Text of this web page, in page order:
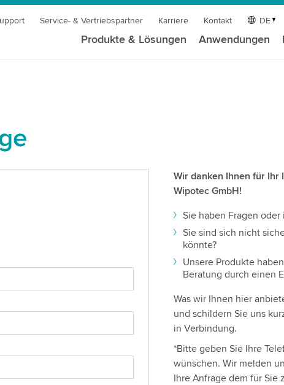
Service- & Vertriebspartner Karriere Kontakt DE
Produkte & Lösungen Anwendungen
Wir danken Ihnen für Ihr
Wipotec GmbH!
Sie haben Fragen
Sie sind sich nicht
könnte?
Unsere Produkte
Beratung durch einen
Was wir Ihnen hier
und schildern Sie uns
in Verbindung.
*Bitte geben Sie Ihre
wünschen. Wir melden
Ihre Anfrage dem für Sie